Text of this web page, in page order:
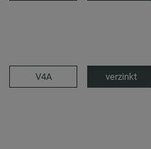
V4A verzinkt